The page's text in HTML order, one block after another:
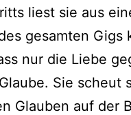
liest sie aus
gesamten
nur die Liebe
Sie scheut
Glauben auf der